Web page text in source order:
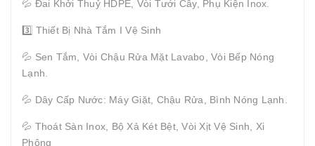
💦 Đai Khởi Thuỷ HDPE, Vòi Tưới Cây, Phụ Kiện Inox.
3️⃣ Thiết Bị Nhà Tắm I Vệ Sinh
💦 Sen Tắm, Vòi Chậu Rửa Mặt Lavabo, Vòi Bếp Nóng
Lạnh.
💦 Dây Cấp Nước: Máy Giặt, Chậu Rửa, Bình Nóng Lạnh.
💦 Thoát Sàn Inox, Bộ Xả Két Bệt, Vòi Xịt Vệ Sinh, Xi
Phông